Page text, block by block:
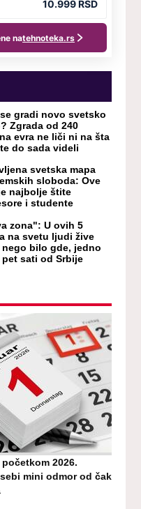
gradi novo svetsko
Zgrada od 240
evra ne liči ni na šta
do sada videli
svetska mapa
sloboda: Ove
najbolje štite
i studente
zona": U ovih 5
na svetu ljudi žive
nego bilo gde, jedno
pet sati od Srbije
2026.
mini odmor od čak